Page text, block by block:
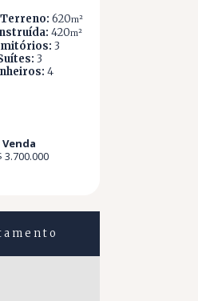
620m²
420m²
3
3
4
Venda
3.700.000